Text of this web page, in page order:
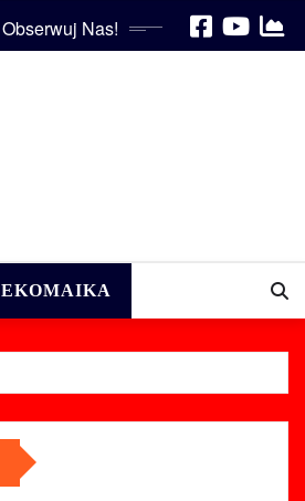
Obserwuj Nas!
EKOMAIKA